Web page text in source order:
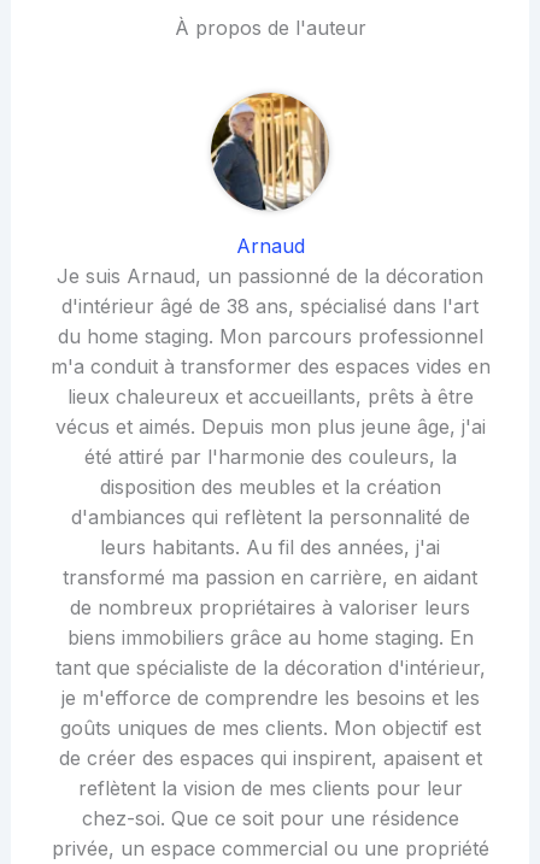
À propos de l'auteur
Arnaud
Je suis Arnaud, un passionné de la décoration
d'intérieur âgé de 38 ans, spécialisé dans l'art
du home staging. Mon parcours professionnel
m'a conduit à transformer des espaces vides en
lieux chaleureux et accueillants, prêts à être
vécus et aimés. Depuis mon plus jeune âge, j'ai
été attiré par l'harmonie des couleurs, la
disposition des meubles et la création
d'ambiances qui reflètent la personnalité de
leurs habitants. Au fil des années, j'ai
transformé ma passion en carrière, en aidant
de nombreux propriétaires à valoriser leurs
biens immobiliers grâce au home staging. En
tant que spécialiste de la décoration d'intérieur,
je m'efforce de comprendre les besoins et les
goûts uniques de mes clients. Mon objectif est
de créer des espaces qui inspirent, apaisent et
reflètent la vision de mes clients pour leur
chez-soi. Que ce soit pour une résidence
privée, un espace commercial ou une propriété